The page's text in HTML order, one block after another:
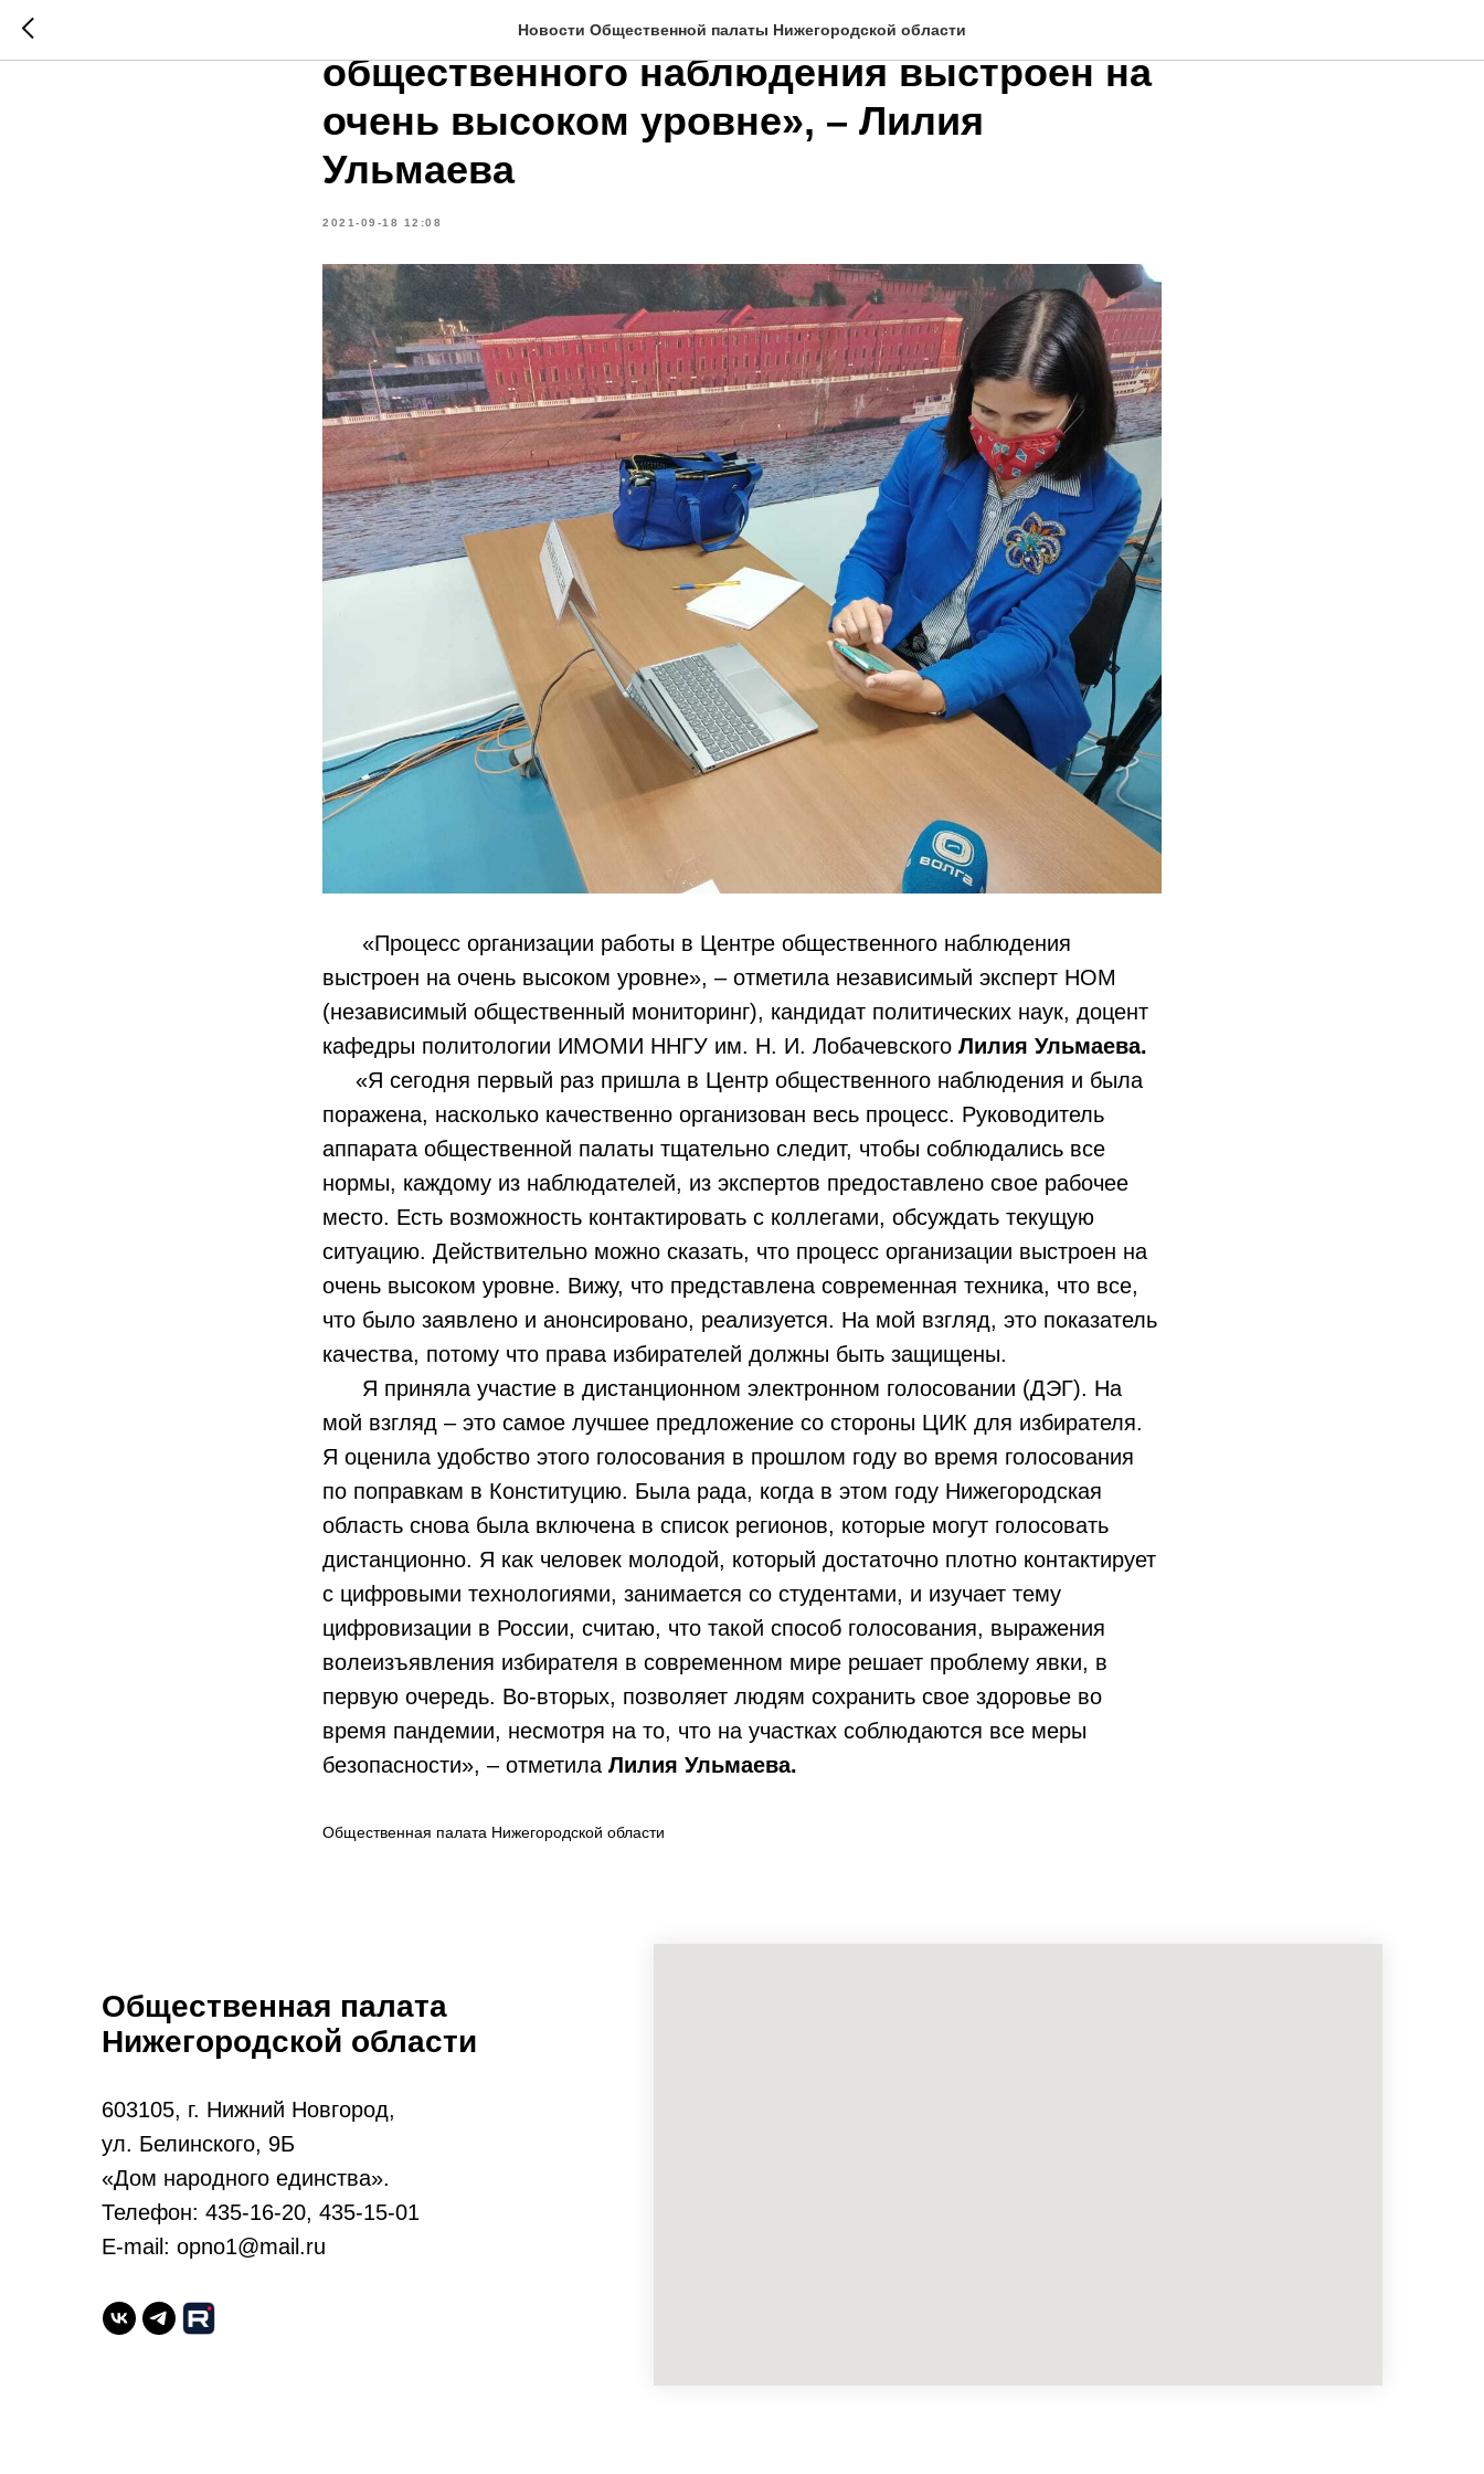
Новости Общественной палаты Нижегородской области
«Процесс организации работы в Центре
общественного наблюдения выстроен на
очень высоком уровне», – Лилия
Ульмаева
2021-09-18 12:08
«Процесс организации работы в Центре общественного наблюдения
выстроен на очень высоком уровне», – отметила независимый эксперт НОМ
(независимый общественный мониторинг), кандидат политических наук, доцент
кафедры политологии ИМОМИ ННГУ им. Н. И. Лобачевского Лилия Ульмаева.
«Я сегодня первый раз пришла в Центр общественного наблюдения и была
поражена, насколько качественно организован весь процесс. Руководитель
аппарата общественной палаты тщательно следит, чтобы соблюдались все
нормы, каждому из наблюдателей, из экспертов предоставлено свое рабочее
место. Есть возможность контактировать с коллегами, обсуждать текущую
ситуацию. Действительно можно сказать, что процесс организации выстроен на
очень высоком уровне. Вижу, что представлена современная техника, что все,
что было заявлено и анонсировано, реализуется. На мой взгляд, это показатель
качества, потому что права избирателей должны быть защищены.
Я приняла участие в дистанционном электронном голосовании (ДЭГ). На
мой взгляд – это самое лучшее предложение со стороны ЦИК для избирателя.
Я оценила удобство этого голосования в прошлом году во время голосования
по поправкам в Конституцию. Была рада, когда в этом году Нижегородская
область снова была включена в список регионов, которые могут голосовать
дистанционно. Я как человек молодой, который достаточно плотно контактирует
с цифровыми технологиями, занимается со студентами, и изучает тему
цифровизации в России, считаю, что такой способ голосования, выражения
волеизъявления избирателя в современном мире решает проблему явки, в
первую очередь. Во-вторых, позволяет людям сохранить свое здоровье во
время пандемии, несмотря на то, что на участках соблюдаются все меры
безопасности», – отметила Лилия Ульмаева.
Общественная палата Нижегородской области
Общественная палата
Нижегородской области
603105, г. Нижний Новгород,
ул. Белинского, 9Б
«Дом народного единства».
Телефон: 435-16-20, 435-15-01
E-mail: opno1@mail.ru